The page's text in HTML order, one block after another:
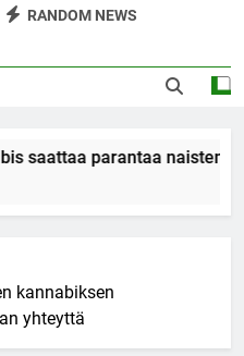
RANDOM NEWS
saattaa parantaa naisten
kannabiksen
yhteyttä